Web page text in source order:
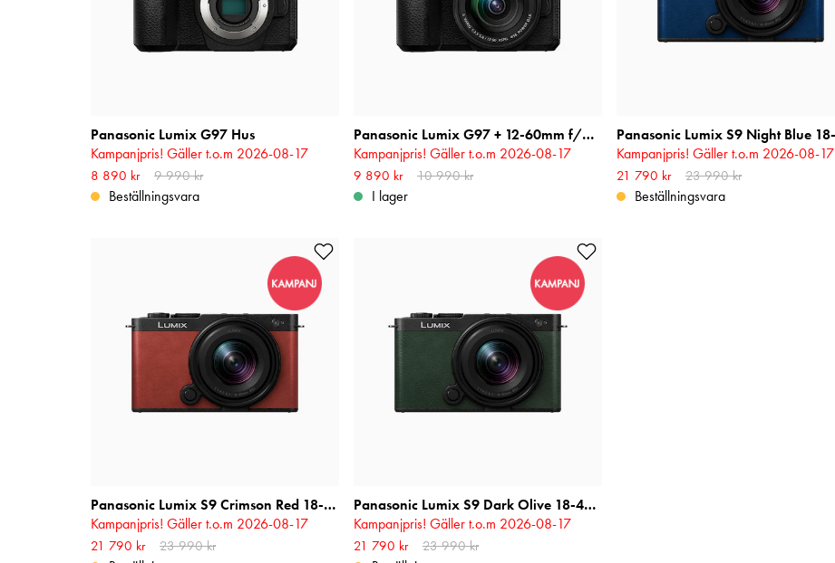
Panasonic Lumix G97 Hus
Kampanjpris! Gäller t.o.m 2026-08-17
Nuvarande pris:8 890 kr
8 890 kr 9 990 kr
Beställningsvara
Panasonic Lumix G97 + 12-60mm f/3,5-5,6
Kampanjpris! Gäller t.o.m 2026-08-17
Nuvarande pris:9 890 kr
10 990 kr
9 890 kr 10 990 kr
I lager
Kampanjpris! Gäller t.o.m 2026-08-17
Nuvarande pris:21 790 kr
23 990 kr
21 790 kr 23 990 kr
Beställningsvara
Panasonic Lumix S9 Crimson Red 18-40mm f/4.5-6.3
Kampanjpris! Gäller t.o.m 2026-08-17
Nuvarande pris:21 790 kr
21 790 kr 23 990 kr
Panasonic Lumix S9 Dark Olive 18-40mm f/4.5-6.3
Kampanjpris! Gäller t.o.m 2026-08-17
Nuvarande pris:21 790 kr
21 790 kr 23 990 kr